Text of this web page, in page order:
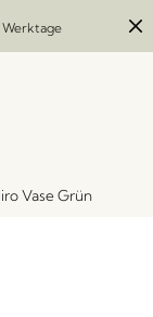
Vase Grün